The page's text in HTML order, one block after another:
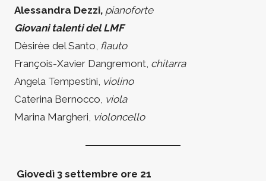
Alessandra Dezzi, pianoforte
Giovani talenti del LMF
Dèsirèe del Santo, flauto
François-Xavier Dangremont, chitarra
Angela Tempestini, violino
Caterina Bernocco, viola
Marina Margheri, violoncello
Giovedì 3 settembre ore 21